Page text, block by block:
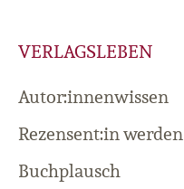
VERLAGSLEBEN
Autor:innenwissen
Rezensent:in werden
Buchplausch